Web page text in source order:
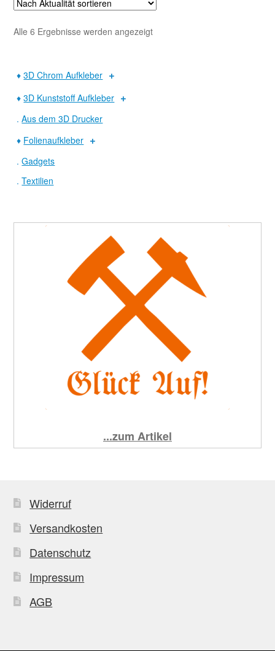
Alle 6 Ergebnisse werden angezeigtNach
♦3D Chrom Aufkleber
♦3D Kunststoff Aufkleber
.Aus dem 3D Drucker
♦ Folienaufkleber
.Gadgets
.Textilien
...zum Artikel
Widerruf
Versandkosten
Datenschutz
Impressum
AGB